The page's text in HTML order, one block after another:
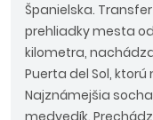
Španielska.
prehliadky mesta
kilometra,
Puerta del Sol,
Najznámejšia
medvedík.